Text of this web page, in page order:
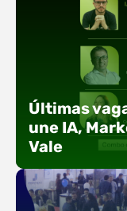
Últimas
une IA,
Vale